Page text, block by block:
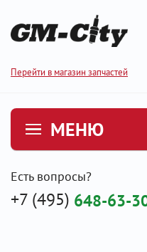
Перейти в магазин запчастей
МЕНЮ
Есть вопросы?
+7 (495) 648-63-